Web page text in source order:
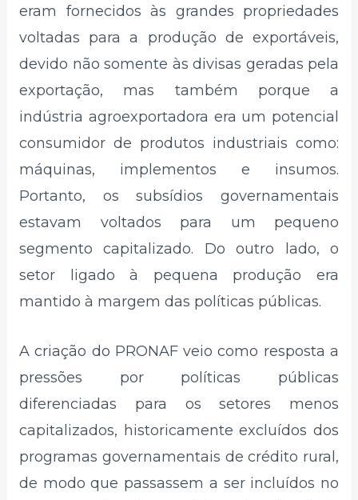
eram fornecidos às grandes propriedades
voltadas para a produção de exportáveis,
devido não somente às divisas geradas pela
exportação, mas também porque a
indústria agroexportadora era um potencial
consumidor de produtos industriais como:
máquinas, implementos e insumos.
Portanto, os subsídios governamentais
estavam voltados para um pequeno
segmento capitalizado. Do outro lado, o
setor ligado à pequena produção era
mantido à margem das políticas públicas.
A criação do PRONAF veio como resposta a
pressões por políticas públicas
diferenciadas para os setores menos
capitalizados, historicamente excluídos dos
programas governamentais de crédito rural,
de modo que passassem a ser incluídos no